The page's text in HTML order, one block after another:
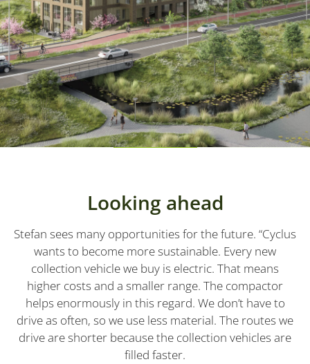
Looking ahead
Stefan sees many opportunities for the future. “Cyclus
wants to become more sustainable. Every new
collection vehicle we buy is electric. That means
higher costs and a smaller range. The compactor
helps enormously in this regard. We don’t have to
drive as often, so we use less material. The routes we
drive are shorter because the collection vehicles are
filled faster.